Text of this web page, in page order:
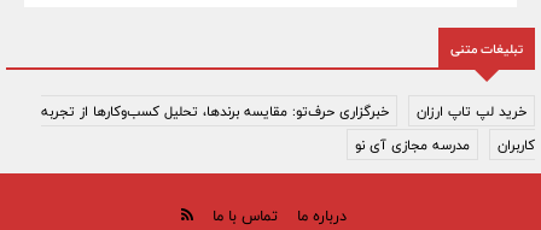
تبلیغات متنی
خرید لپ تاپ ارزان
خبرگزاری حرف‌تو: مقایسه برندها، تحلیل کسب‌وکارها از تجربه
کاربران
مدرسه مجازی آی نو
درباره ما تماس با ما